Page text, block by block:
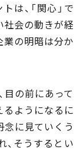
は、「関心」で
社会の動きが経
業の明暗は分か
目の前にあって
るようになるに
念に見ていくう
、そうするとい